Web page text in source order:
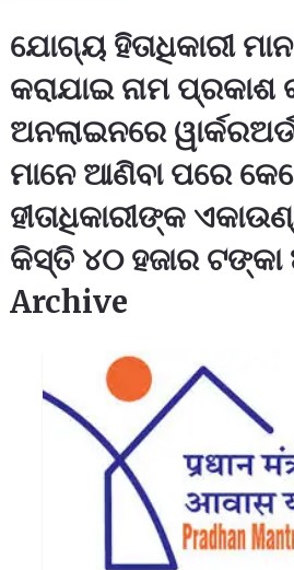
ଯୋଗ୍ୟ ହିତାଧିକାରୀ
କରାଯାଇ ନାମ ପ୍ରକାଶ
ଅନଲାଇନରେ
ମାନେ ଆଣିବା ପରେ
ହୀତାଧିକାରୀଙ୍କ
କିସ୍ତି ୪୦ ହଜାର
Archive